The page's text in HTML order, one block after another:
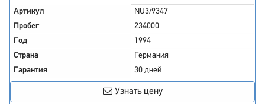
Артикул
NU3/9347
Пробег
234000
Год
1994
Страна
Германия
Гарантия
30 дней
Узнать цену